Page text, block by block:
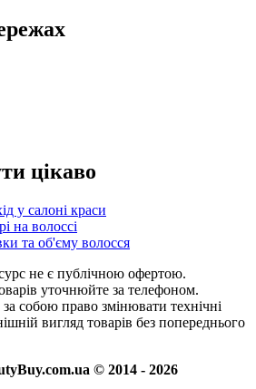
цікаво
у салоні краси
на волоссі
та об'єму волосся
не є публічною офертою.
уточнюйте за телефоном.
собою право змінювати технічні
вигляд товарів без попереднього
© 2014 - 2026